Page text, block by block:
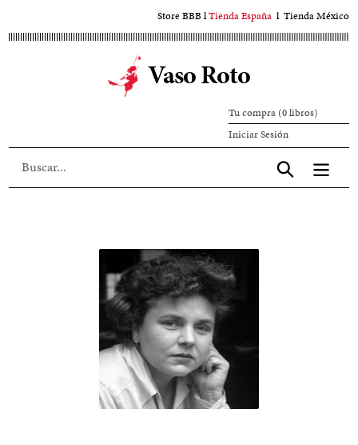
al
Store BBBlTienda España l Tienda México
Vaso Roto
Tu compra (0 libros)
Iniciar SesiónIniciar
sesión
Aceptar